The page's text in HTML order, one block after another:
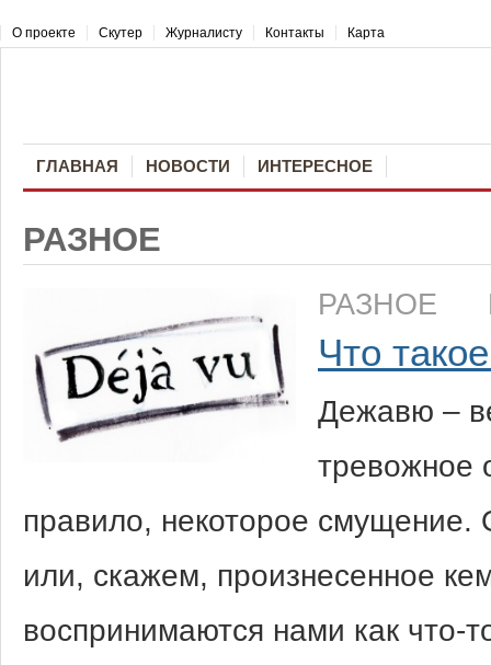
О проекте Скутер Журналисту Контакты Карта
ГЛАВНАЯ НОВОСТИ ИНТЕРЕСНОЕ
РАЗНОЕ
РАЗНОЕ
Что
Дежавю –
тревожное
правило, некоторое смущение.
или, скажем, произнесенное
воспринимаются нами как что-